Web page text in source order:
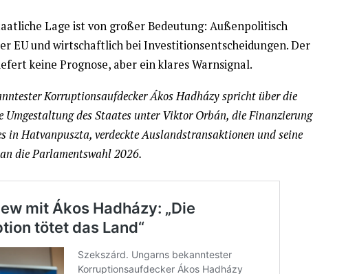
Lage ist von großer Bedeutung: Außenpolitisch
EU und wirtschaftlich bei Investitionsentscheidungen. Der
keine Prognose, aber ein klares Warnsignal.
Korruptionsaufdecker Ákos Hadházy spricht über die
Umgestaltung des Staates unter Viktor Orbán, die Finanzierung
in Hatvanpuszta, verdeckte Auslandstransaktionen und seine
die Parlamentswahl 2026.